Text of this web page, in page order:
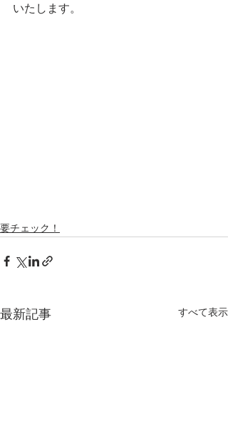
いたします。
要チェック！
最新記事 すべて表示